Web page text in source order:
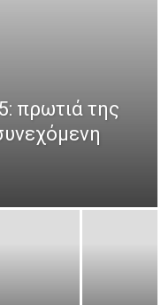
πρωτιά της